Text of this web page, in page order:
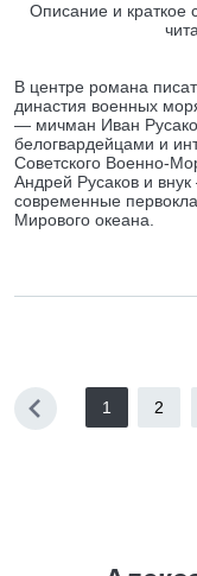
Описание и краткое
В центре романа
династия военных
— мичман Иван
белогвардейцами и
Советского Военно-
Андрей Русаков и
современные
Мирового океана.
1 2